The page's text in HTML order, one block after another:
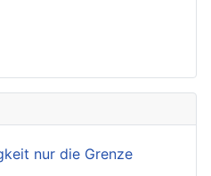
nur die Grenze